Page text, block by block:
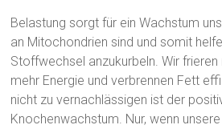
Belastung sorgt für ein Wachstum
an Mitochondrien sind und somit
Stoffwechsel anzukurbeln. Wir
mehr Energie und verbrennen Fett
nicht zu vernachlässigen ist der
Knochenwachstum. Nur, wenn